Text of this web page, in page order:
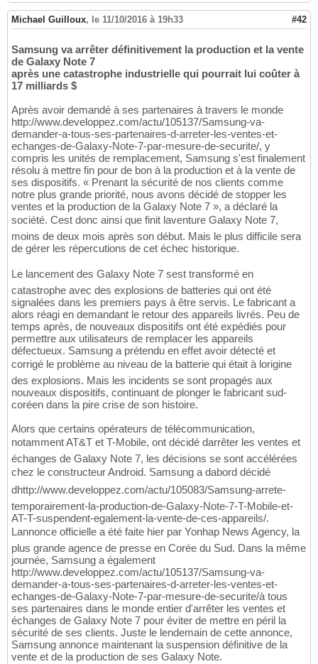
Michael Guilloux, le 11/10/2016 à 19h33 #42
Samsung va arrêter définitivement la production et la vente
de Galaxy Note 7
après une catastrophe industrielle qui pourrait lui coûter à
17 milliards $
Après avoir demandé à ses partenaires à travers le monde
http://www.developpez.com/actu/105137/Samsung-va-
demander-a-tous-ses-partenaires-d-arreter-les-ventes-et-
echanges-de-Galaxy-Note-7-par-mesure-de-securite/, y
compris les unités de remplacement, Samsung s'est finalement
résolu à mettre fin pour de bon à la production et à la vente de
ses dispositifs. « Prenant la sécurité de nos clients comme
notre plus grande priorité, nous avons décidé de stopper les
ventes et la production de la Galaxy Note 7 », a déclaré la
société. Cest donc ainsi que finit laventure Galaxy Note 7,
moins de deux mois après son début. Mais le plus difficile sera
de gérer les répercutions de cet échec historique.
Le lancement des Galaxy Note 7 sest transformé en
catastrophe avec des explosions de batteries qui ont été
signalées dans les premiers pays à être servis. Le fabricant a
alors réagi en demandant le retour des appareils livrés. Peu de
temps après, de nouveaux dispositifs ont été expédiés pour
permettre aux utilisateurs de remplacer les appareils
défectueux. Samsung a prétendu en effet avoir détecté et
corrigé le problème au niveau de la batterie qui était à lorigine
des explosions. Mais les incidents se sont propagés aux
nouveaux dispositifs, continuant de plonger le fabricant sud-
coréen dans la pire crise de son histoire.
Alors que certains opérateurs de télécommunication,
notamment AT&T et T-Mobile, ont décidé darrêter les ventes et
échanges de Galaxy Note 7, les décisions se sont accélérées
chez le constructeur Android. Samsung a dabord décidé
dhttp://www.developpez.com/actu/105083/Samsung-arrete-
temporairement-la-production-de-Galaxy-Note-7-T-Mobile-et-
AT-T-suspendent-egalement-la-vente-de-ces-appareils/.
Lannonce officielle a été faite hier par Yonhap News Agency, la
plus grande agence de presse en Corée du Sud. Dans la même
journée, Samsung a également
http://www.developpez.com/actu/105137/Samsung-va-
demander-a-tous-ses-partenaires-d-arreter-les-ventes-et-
echanges-de-Galaxy-Note-7-par-mesure-de-securite/à tous
ses partenaires dans le monde entier d'arrêter les ventes et
échanges de Galaxy Note 7 pour éviter de mettre en péril la
sécurité de ses clients. Juste le lendemain de cette annonce,
Samsung annonce maintenant la suspension définitive de la
vente et de la production de ses Galaxy Note.